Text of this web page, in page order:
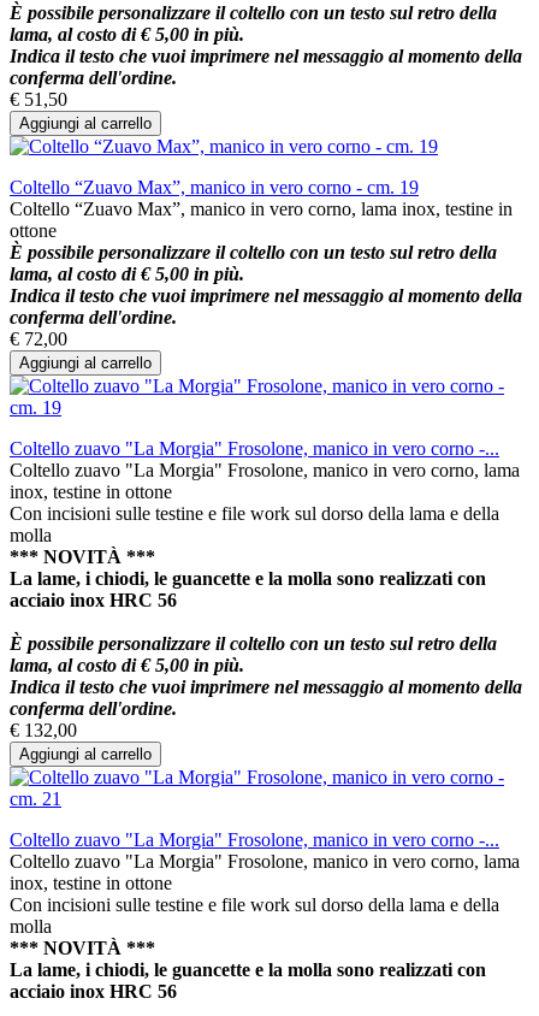
È possibile personalizzare il coltello con un testo sul retro della
lama, al costo di € 5,00 in più.
Indica il testo che vuoi imprimere nel messaggio al momento della
conferma dell'ordine.
€ 51,50
Aggiungi al carrello
Coltello “Zuavo Max”, manico in vero corno - cm. 19
Coltello “Zuavo Max”, manico in vero corno, lama inox, testine in
ottone
È possibile personalizzare il coltello con un testo sul retro della
lama, al costo di € 5,00 in più.
Indica il testo che vuoi imprimere nel messaggio al momento della
conferma dell'ordine.
€ 72,00
Aggiungi al carrello
Coltello zuavo "La Morgia" Frosolone, manico in vero corno -...
Coltello zuavo "La Morgia" Frosolone, manico in vero corno, lama
inox, testine in ottone
Con incisioni sulle testine e file work sul dorso della lama e della
molla
*** NOVITÀ ***
La lame, i chiodi, le guancette e la molla sono realizzati con
acciaio inox HRC 56
È possibile personalizzare il coltello con un testo sul retro della
lama, al costo di € 5,00 in più.
Indica il testo che vuoi imprimere nel messaggio al momento della
conferma dell'ordine.
€ 132,00
Aggiungi al carrello
Coltello zuavo "La Morgia" Frosolone, manico in vero corno -...
Coltello zuavo "La Morgia" Frosolone, manico in vero corno, lama
inox, testine in ottone
Con incisioni sulle testine e file work sul dorso della lama e della
molla
*** NOVITÀ ***
La lame, i chiodi, le guancette e la molla sono realizzati con
acciaio inox HRC 56